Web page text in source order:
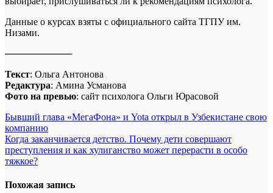
Данные о курсах взяты с официального сайта ТГПУ им.
Низами.
──────────
Текст: Ольга Антонова
Редактура: Амина Усманова
Фото на превью: сайт психолога Ольги Юрасовой
Навигация
по
записям
Бывший глава «МегаФона» и Yota открыл в Узбекистане свою
компанию
Когда заканчивается детство. Почему дети совершают
преступления и как хулиганство может перерасти в особо
тяжкое?
Похожая запись